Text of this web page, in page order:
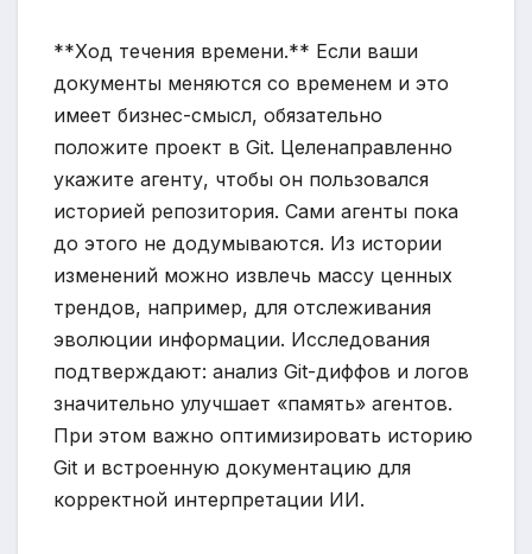
**Ход течения времени.** Если ваши
документы меняются со временем и это
имеет бизнес-смысл, обязательно
положите проект в Git. Целенаправленно
укажите агенту, чтобы он пользовался
историей репозитория. Сами агенты пока
до этого не додумываются. Из истории
изменений можно извлечь массу ценных
трендов, например, для отслеживания
эволюции информации. Исследования
подтверждают: анализ Git-диффов и логов
значительно улучшает «память» агентов.
При этом важно оптимизировать историю
Git и встроенную документацию для
корректной интерпретации ИИ.